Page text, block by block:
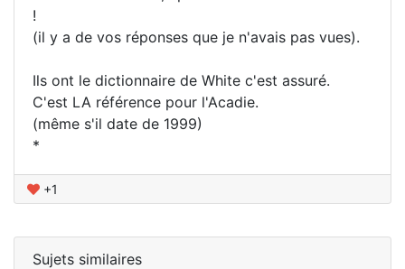
!
(il y a de vos réponses que je n'avais pas vues).
Ils ont le dictionnaire de White c'est assuré.
C'est LA référence pour l'Acadie.
(même s'il date de 1999)
*
+1
Sujets similaires